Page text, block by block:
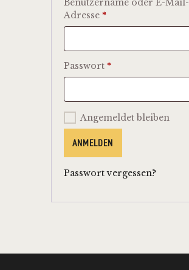
Benutzername oder E-Mail-
Adresse *
Passwort *
Angemeldet bleiben
ANMELDEN
Passwort vergessen?